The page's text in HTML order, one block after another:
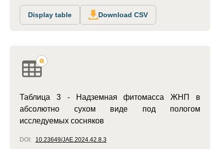
Display table Download CSV
Таблица 3 - Надземная фитомасса ЖНП в
абсолютно сухом виде под пологом
исследуемых сосняков
DOI: 10.23649/JAE.2024.42.8.3